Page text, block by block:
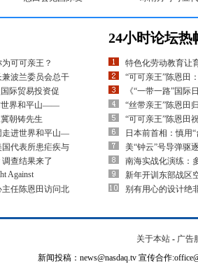
可可亲王？
波兰委员会总干
际贸易投资促
世界和平山——
朝铸先生
走进世界和平山—
代表所患疟疾与
查结果来了
Against
任陈恩田访问北
24小时论坛热
特色化劳动教育让
“可可亲王”陈恩田
《“一带一路”国际
“丝带亲王”陈恩田
“可可亲王”陈恩田
日本前首相：慎用
美“钟云”号导弹驱
南海实战化演练：
新年开训东部战区
别有用心的设计绝
关于本站 - 广告
新闻投稿：news@nasdaq.tv 宣传合作